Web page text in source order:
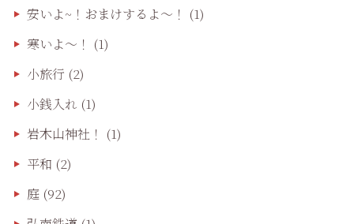
安いよ~！おまけするよ～！ (1)
寒いよ～！ (1)
小旅行 (2)
小銭入れ (1)
岩木山神社！ (1)
平和 (2)
庭(92)